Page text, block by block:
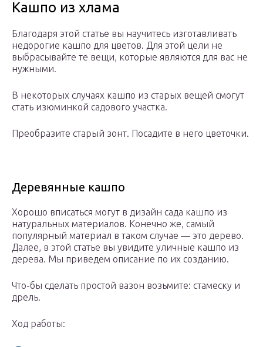
Кашпо из хлама
Благодаря этой статье вы научитесь изготавливать
недорогие кашпо для цветов. Для этой цели не
выбрасывайте те вещи, которые являются для вас не
нужными.
В некоторых случаях кашпо из старых вещей смогут
стать изюминкой садового участка.
Преобразите старый зонт. Посадите в него цветочки.
Деревянные кашпо
Хорошо вписаться могут в дизайн сада кашпо из
натуральных материалов. Конечно же, самый
популярный материал в таком случае — это дерево.
Далее, в этой статье вы увидите уличные кашпо из
дерева. Мы приведем описание по их созданию.
Что-бы сделать простой вазон возьмите: стамеску и
дрель.
Ход работы: